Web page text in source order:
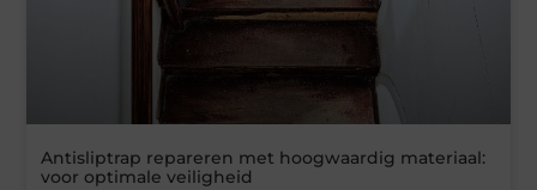
Antisliptrap repareren met hoogwaardig materiaal:
voor optimale veiligheid